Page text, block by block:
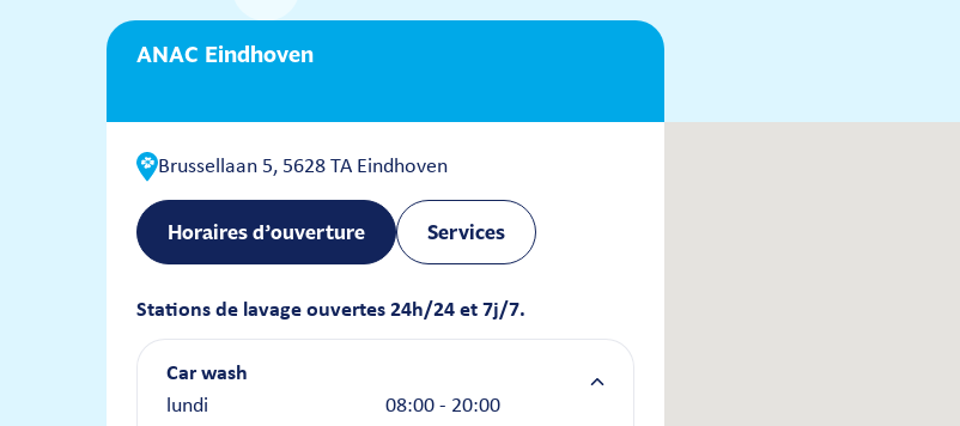
ANAC Eindhoven
Brussellaan 5, 5628 TA Eindhoven
Horaires d’ouverture Services
Stations de lavage ouvertes 24h/24 et 7j/7.
Car wash
lundi
08:00 - 20:00